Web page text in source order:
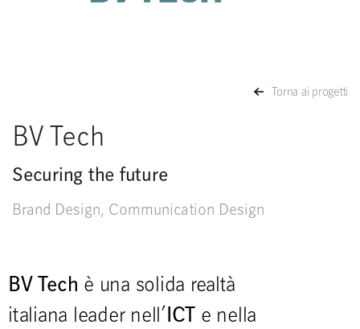
Torna ai progetti
BV Tech
Securing the future
Brand Design, Communication Design
BV Tech è una solida realtà
italiana leader nell’ICT e nella